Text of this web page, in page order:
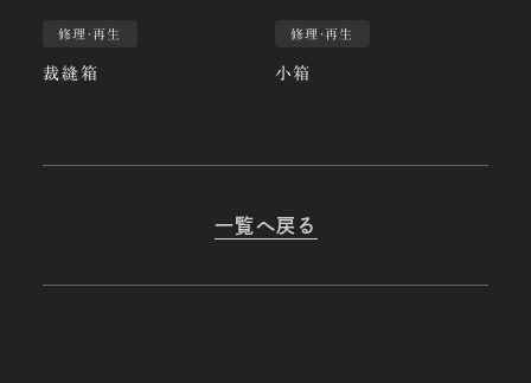
修理・再生
裁縫箱
修理・再生
小箱
一覧へ戻る